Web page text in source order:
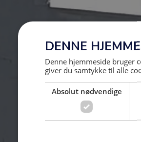
DENNE
Denne hjemmeside bruger
giver du samtykke til alle
Absolut nødvendige